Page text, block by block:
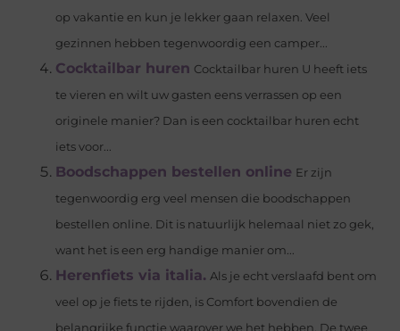
op vakantie en kun je lekker gaan relaxen. Veel
gezinnen hebben tegenwoordig een camper...
Cocktailbar huren Cocktailbar huren U heeft iets
te vieren en wilt uw gasten eens verrassen op een
originele manier? Dan is een cocktailbar huren echt
iets voor...
Boodschappen bestellen online Er zijn
tegenwoordig erg veel mensen die boodschappen
bestellen online. Dit is natuurlijk helemaal niet zo gek,
want het is een erg handige manier om...
Herenfiets via italia. Als je echt verslaafd bent om
veel op je fiets te rijden, is Comfort bovendien de
belangrijke functie waarover we het hebben. De twee